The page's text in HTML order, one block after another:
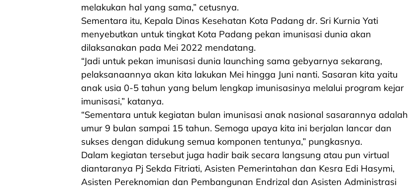
melakukan hal yang sama,” cetusnya.
Sementara itu, Kepala Dinas Kesehatan Kota Padang dr. Sri Kurnia Yati
menyebutkan untuk tingkat Kota Padang pekan imunisasi dunia akan
dilaksanakan pada Mei 2022 mendatang.
“Jadi untuk pekan imunisasi dunia launching sama gebyarnya sekarang,
pelaksanaannya akan kita lakukan Mei hingga Juni nanti. Sasaran kita yaitu
anak usia 0-5 tahun yang belum lengkap imunisasinya melalui program kejar
imunisasi,” katanya.
“Sementara untuk kegiatan bulan imunisasi anak nasional sasarannya adalah
umur 9 bulan sampai 15 tahun. Semoga upaya kita ini berjalan lancar dan
sukses dengan didukung semua komponen tentunya,” pungkasnya.
Dalam kegiatan tersebut juga hadir baik secara langsung atau pun virtual
diantaranya Pj Sekda Fitriati, Asisten Pemerintahan dan Kesra Edi Hasymi,
Asisten Pereknomian dan Pembangunan Endrizal dan Asisten Administrasi